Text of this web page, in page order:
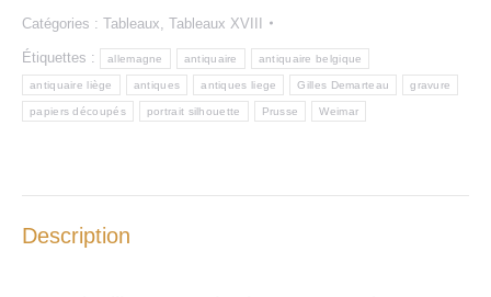
Catégories : Tableaux Tableaux XVIII
Étiquettes : allemagne antiquaire antiquaire belgique
antiquaire liège antiques antiques liege Gilles Demarteau gravure
papiers découpés portrait silhouette Prusse Weimar
Description